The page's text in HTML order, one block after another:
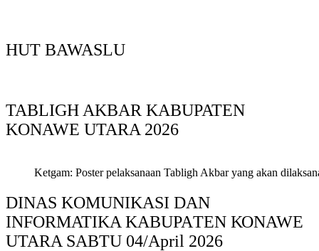
HUT BAWASLU
TABLIGH AKBAR KABUPATEN
KONAWE UTARA 2026
Ketgam: Poster pelaksanaan Tabligh Akbar yang akan
DINAS KOMUNIKASI DAN
INFORMATIKA KABUPAΤΕΝ ΚΟNAWE
UTARA SABTU 04/April 2026